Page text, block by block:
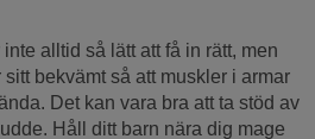
alltid så lätt att få in rätt, men
bekvämt så att muskler i armar
Det kan vara bra att ta stöd av
Håll ditt barn nära dig mage